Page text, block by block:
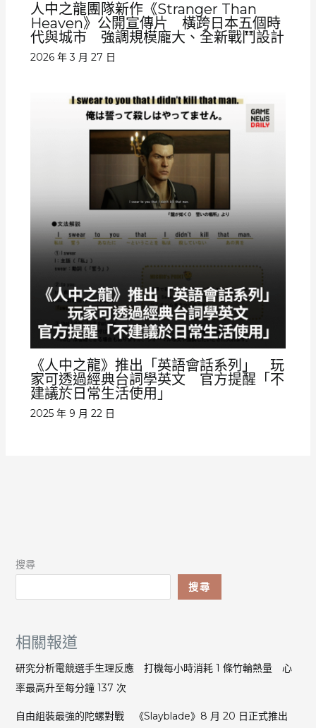
人中之龍團隊新作《Stranger Than
Heaven》公開宣傳片 橫跨日本五個時
代與城市 強調規模龐大、全新戰鬥設計
2026 年 3 月 27 日
《人中之龍》推出「英語會話系列」 玩
家可透過經典台詞學英文 官方提醒「不
建議於日常生活使用」
2025 年 9 月 22 日
搜尋
搜尋
相關報道
研究分析電競選手生理反應 打機每小時消耗 1 條竹輪熱量 心
率最高升至每分鐘 137 次
自由組裝最強的陀螺對戰 《Slayblade》8 月 20 日正式推出